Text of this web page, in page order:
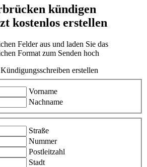
kündigen
kostenlos erstellen
Felder aus und laden Sie das
Format zum Senden hoch
erstellen
Vorname
Nachname
Straße
Nummer
Postleitzahl
Stadt